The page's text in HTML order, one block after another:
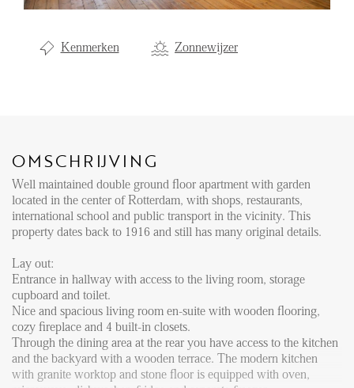
Kenmerken Zonnewijzer
OMSCHRIJVING
Well maintained double ground floor apartment with garden
located in the center of Rotterdam, with shops, restaurants,
international school and public transport in the vicinity. This
property dates back to 1916 and still has many original details.
Lay out:
Entrance in hallway with access to the living room, storage
cupboard and toilet.
Nice and spacious living room en-suite with wooden flooring,
cozy fireplace and 4 built-in closets.
Through the dining area at the rear you have access to the kitchen
and the backyard with a wooden terrace. The modern kitchen
with granite worktop and stone floor is equipped with oven,
Verkoop
Nieuwbouw
OVER ONS
FAQ
Reviews
Werken bij
CONTACT
Den Haag